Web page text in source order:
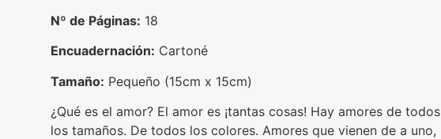
Nº de Páginas: 18
Encuadernación: Cartoné
Tamaño: Pequeño (15cm x 15cm)
¿Qué es el amor? El amor es ¡tantas cosas! Hay amores de todos
los tamaños. De todos los colores. Amores que vienen de a uno,